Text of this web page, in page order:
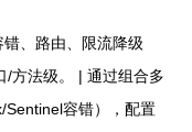
错、路由、限流降级
/方法级。 | 通过组合多
Sentinel容错），配置